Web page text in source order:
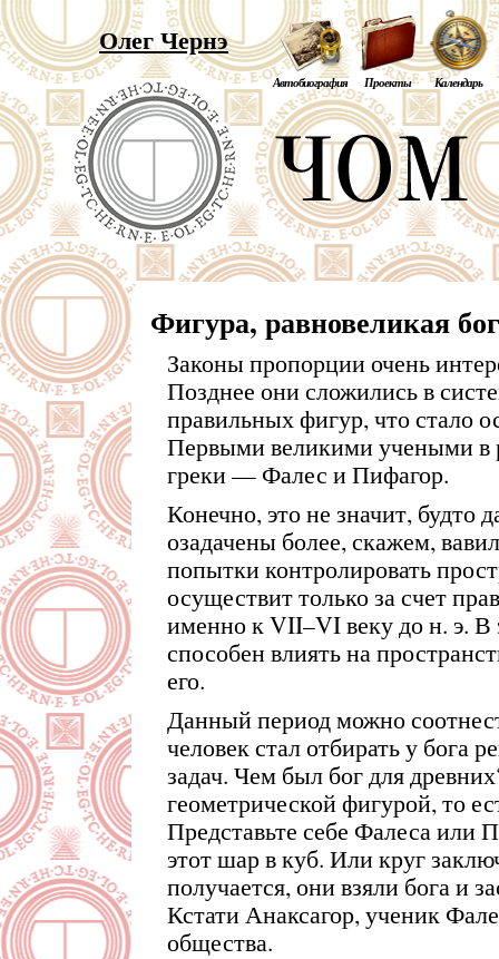
Олег Чернэ
Автобиография Проекты Календарь
Фигура, равновеликая
Законы пропорции очень
Позднее они сложились в
правильных фигур, что стало
Первыми великими учеными в
греки — Фалес и Пифагор.
Конечно, это не значит,
озадачены более, скажем,
попытки контролировать
осуществит только за счет
именно к VII–VI веку до н. э. В
способен влиять на
его.
Данный период можно
человек стал отбирать у бога
задач. Чем был бог для
геометрической фигурой, то
Представьте себе Фалеса или
этот шар в куб. Или круг
получается, они взяли бога и
Кстати Анаксагор, ученик
общества.